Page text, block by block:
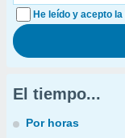
He leído y acepto
El tiempo...
Por horas